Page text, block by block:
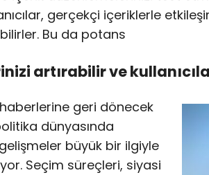
gerçekçi içeriklerle
Bu da potans
artırabilir ve
geri dönecek
dünyasında
büyük bir ilgiyle
Seçim süreçleri, siyasi